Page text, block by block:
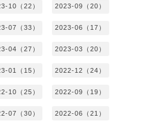
10（22） 2023-09（20）
07（33） 2023-06（17）
04（27） 2023-03（20）
01（15） 2022-12（24）
10（25） 2022-09（19）
07（30） 2022-06（21）